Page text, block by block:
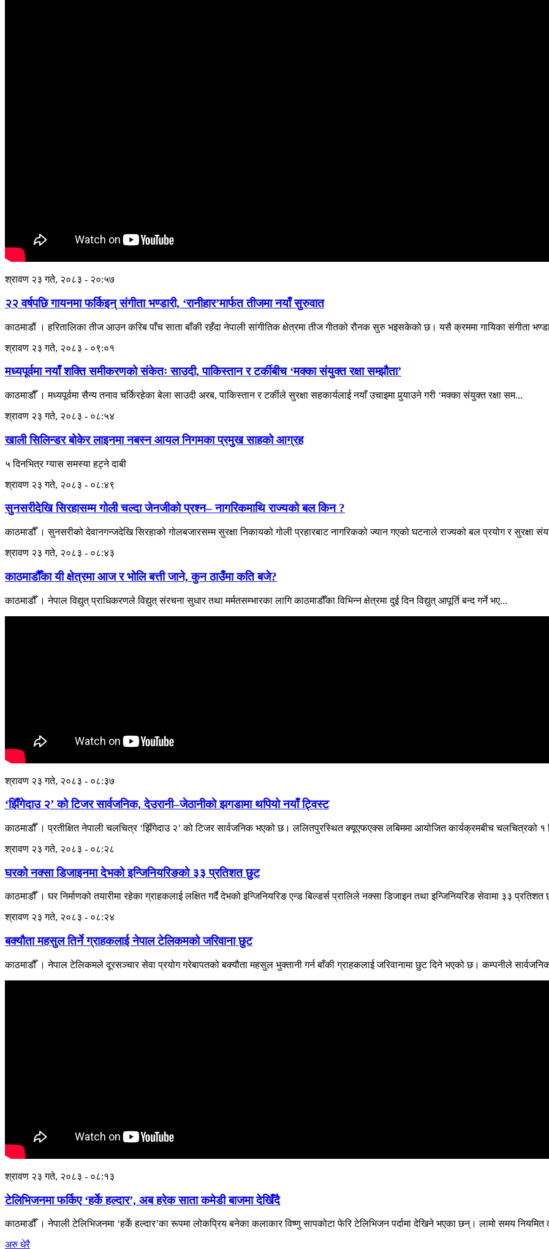
श्रावण २३ गते, २०८३ - २०:५७
२२ वर्षपछि गायनमा फर्किइन् संगीता भण्डारी, ‘रानीहार’मार्फत तीजमा नयाँ सुरुवात
काठमाडौं । हरितालिका तीज आउन करिब पाँच साता बाँकी रहँदा नेपाली सांगीतिक क्षेत्रमा तीज गीतको रौनक सुरु भइसकेको छ। यसै क्रममा गायिका संगीता
श्रावण २३ गते, २०८३ - ०९:०१
मध्यपूर्वमा नयाँ शक्ति समीकरणको संकेतः साउदी, पाकिस्तान र टर्कीबीच ‘मक्का संयुक्त रक्षा सम्झौता’
काठमाडौँ । मध्यपूर्वमा सैन्य तनाव चर्किरहेका बेला साउदी अरब, पाकिस्तान र टर्कीले सुरक्षा सहकार्यलाई नयाँ उचाइमा पुर्‍याउने गरी ‘मक्का संयुक्त रक्षा सम...
श्रावण २३ गते, २०८३ - ०८:५४
खाली सिलिन्डर बोकेर लाइनमा नबस्न आयल निगमका प्रमुख साहको आग्रह
५ दिनभित्र ग्यास समस्या हट्ने दाबी
श्रावण २३ गते, २०८३ - ०८:४९
सुनसरीदेखि सिरहासम्म गोली चल्दा जेनजीको प्रश्न– नागरिकमाथि राज्यको बल किन ?
काठमाडौँ । सुनसरीको देवानगन्जदेखि सिरहाको गोलबजारसम्म सुरक्षा निकायको गोली प्रहारबाट नागरिकको ज्यान गएको घटनाले राज्यको बल प्रयोग र सुरक्षा
श्रावण २३ गते, २०८३ - ०८:४३
काठमाडौँका यी क्षेत्रमा आज र भोलि बत्ती जाने, कुन ठाउँमा कति बजे?
काठमाडौँ । नेपाल विद्युत् प्राधिकरणले विद्युत् संरचना सुधार तथा मर्मतसम्भारका लागि काठमाडौँका विभिन्न क्षेत्रमा दुई दिन विद्युत् आपूर्ति बन्द गर्ने भए...
श्रावण २३ गते, २०८३ - ०८:३७
‘झिँगेदाउ २’ को टिजर सार्वजनिक, देउरानी–जेठानीको झगडामा थपियो नयाँ ट्विस्ट
काठमाडौँ । प्रतीक्षित नेपाली चलचित्र ‘झिँगेदाउ २’ को टिजर सार्वजनिक भएको छ। ललितपुरस्थित क्यूएफएक्स लबिममा आयोजित कार्यक्रमबीच चलचित्रको
श्रावण २३ गते, २०८३ - ०८:२८
घरको नक्सा डिजाइनमा देभको इन्जिनियरिङको ३३ प्रतिशत छुट
काठमाडौँ । घर निर्माणको तयारीमा रहेका ग्राहकलाई लक्षित गर्दै देभको इन्जिनियरिङ एन्ड बिल्डर्स प्रालिले नक्सा डिजाइन तथा इन्जिनियरिङ सेवामा ३३ प्रतिशत
श्रावण २३ गते, २०८३ - ०८:२४
बक्यौता महसुल तिर्ने ग्राहकलाई नेपाल टेलिकमको जरिवाना छुट
काठमाडौँ । नेपाल टेलिकमले दूरसञ्चार सेवा प्रयोग गरेबापतको बक्यौता महसुल भुक्तानी गर्न बाँकी ग्राहकलाई जरिवानामा छुट दिने भएको छ। कम्पनीले
श्रावण २३ गते, २०८३ - ०८:१३
टेलिभिजनमा फर्किए ‘हर्के हल्दार’, अब हरेक साता कमेडी बाजमा देखिँदै
काठमाडौँ । नेपाली टेलिभिजनमा ‘हर्के हल्दार’का रूपमा लोकप्रिय बनेका कलाकार विष्णु सापकोटा फेरि टेलिभिजन पर्दामा देखिने भएका छन्। लामो समय नियमित
अरु धेरै